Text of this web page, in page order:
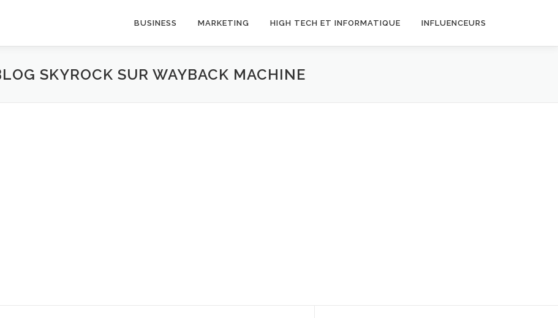
BUSINESS MARKETING HIGH TECH ET INFORMATIQUE INFLUENCEURS
SKYROCK SUR WAYBACK MACHINE